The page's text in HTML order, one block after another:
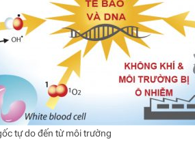
tự do đến từ môi trường